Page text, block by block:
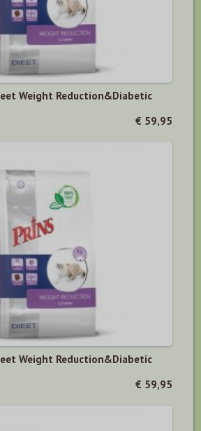
Weight Reduction&Diabetic
€ 59,95
Weight Reduction&Diabetic
€ 59,95